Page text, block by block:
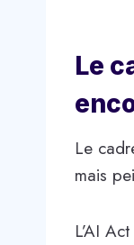
Le
Le
mais
L’AI